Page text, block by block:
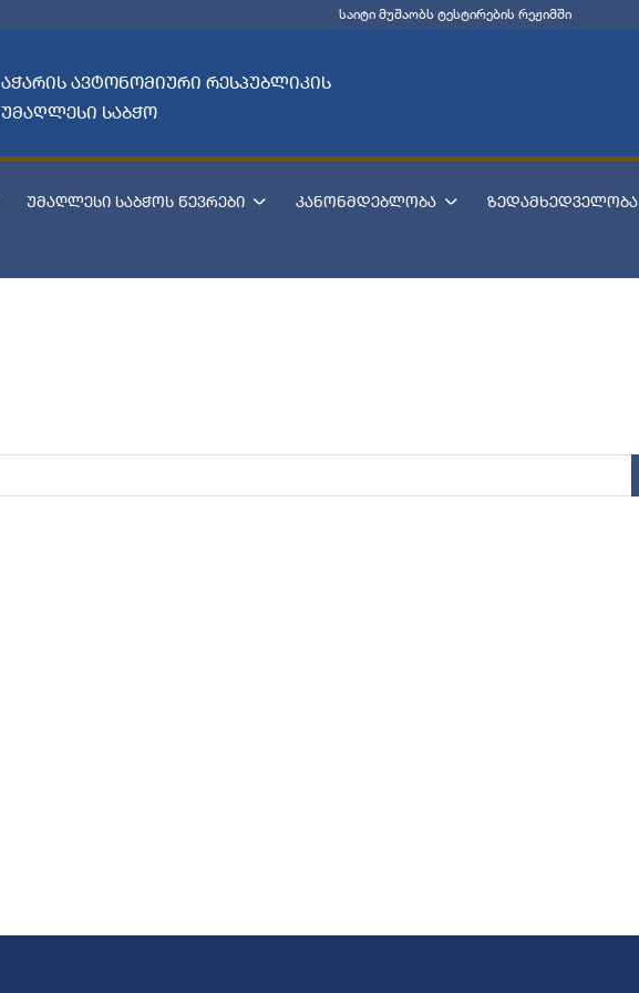
საიტი მუშაობს ტესტირების რეჟიმში
აჭარის ავტონომიური რესპუბლიკის
უმაღლესი საბჭო
უმაღლესი საბჭოს წევრები კანონმდებლობა ზედამხედველობა